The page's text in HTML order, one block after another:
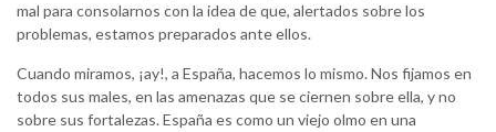
mal para consolarnos con la idea de que, alertados sobre los
problemas, estamos preparados ante ellos.
Cuando miramos, ¡ay!, a España, hacemos lo mismo. Nos fijamos en
todos sus males, en las amenazas que se ciernen sobre ella, y no
sobre sus fortalezas. España es como un viejo olmo en una